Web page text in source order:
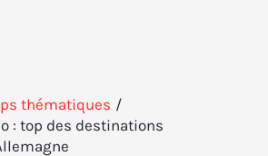
thématiques
: top des destinations